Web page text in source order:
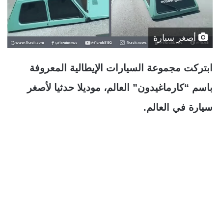
أصغر سيارة
ابتركت مجموعة السيارات الإيطالية المعروفة
باسم “كارماغيدون” العالم، موديلا حدثيا لأصغر
سيارة في العالم.